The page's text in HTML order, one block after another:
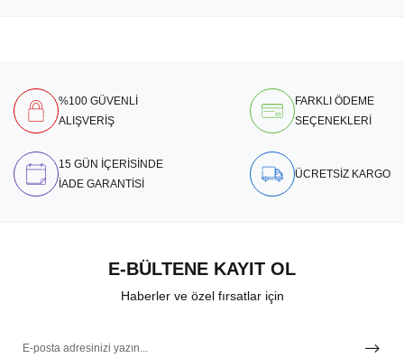
%100 GÜVENLİ
ALIŞVERİŞ
FARKLI ÖDEME
SEÇENEKLERİ
15 GÜN İÇERİSİNDE
İADE GARANTİSİ
ÜCRETSİZ KARGO
E-BÜLTENE KAYIT OL
Haberler ve özel fırsatlar için